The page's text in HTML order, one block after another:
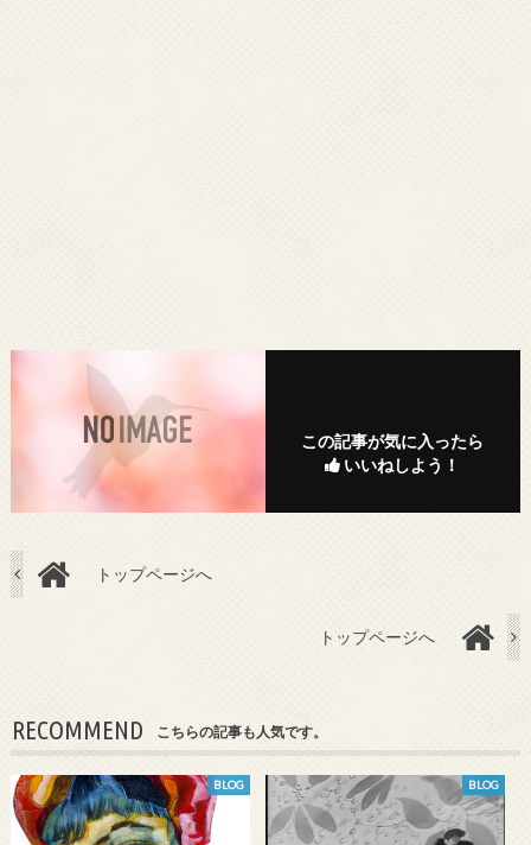
この記事が気に入ったら
いいねしよう！
トップページへ
トップページへ
RECOMMEND こちらの記事も人気です。
BLOG BLOG